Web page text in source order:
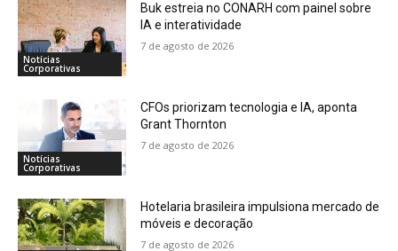
Notícias
Corporativas
Buk estreia no CONARH com painel sobre
IA e interatividade
7 de agosto de 2026
Notícias
Corporativas
CFOs priorizam tecnologia e IA, aponta
Grant Thornton
7 de agosto de 2026
Hotelaria brasileira impulsiona mercado de
móveis e decoração
7 de agosto de 2026